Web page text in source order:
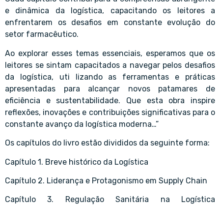
e dinâmica da logística, capacitando os leitores a
enfrentarem os desafios em constante evolução do
setor farmacêutico.
Ao explorar esses temas essenciais, esperamos que os
leitores se sintam capacitados a navegar pelos desafios
da logística, uti lizando as ferramentas e práticas
apresentadas para alcançar novos patamares de
eficiência e sustentabilidade. Que esta obra inspire
reflexões, inovações e contribuições significativas para o
constante avanço da logística moderna…”
Os capítulos do livro estão divididos da seguinte forma:
Capítulo 1. Breve histórico da Logística
Capítulo 2. Liderança e Protagonismo em Supply Chain
Capítulo 3. Regulação Sanitária na Logística